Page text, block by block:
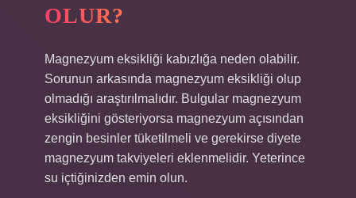
OLUR?
Magnezyum eksikliği kabızlığa neden olabilir.
Sorunun arkasında magnezyum eksikliği olup
olmadığı araştırılmalıdır. Bulgular magnezyum
eksikliğini gösteriyorsa magnezyum açısından
zengin besinler tüketilmeli ve gerekirse diyete
magnezyum takviyeleri eklenmelidir. Yeterince
su içtiğinizden emin olun.